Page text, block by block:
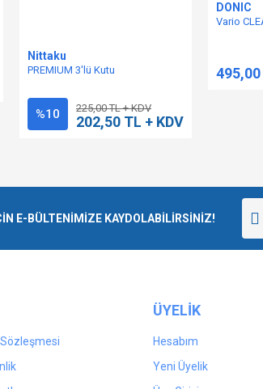
Nittaku
PREMIUM 3'lü Kutu
%10 225,00 TL + KDV
202,50 TL + KDV
DONIC
Vario
495,00
E-BÜLTENİMİZE KAYDOLABİLİRSİNİZ!
ÜYELİK
Hesabım
Yeni Üyelik